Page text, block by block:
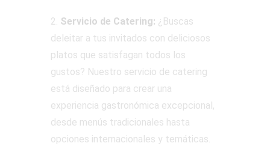
2. Servicio de Catering: ¿Buscas
deleitar a tus invitados con deliciosos
platos que satisfagan todos los
gustos? Nuestro servicio de catering
está diseñado para crear una
experiencia gastronómica excepcional,
desde menús tradicionales hasta
opciones internacionales y temáticas.